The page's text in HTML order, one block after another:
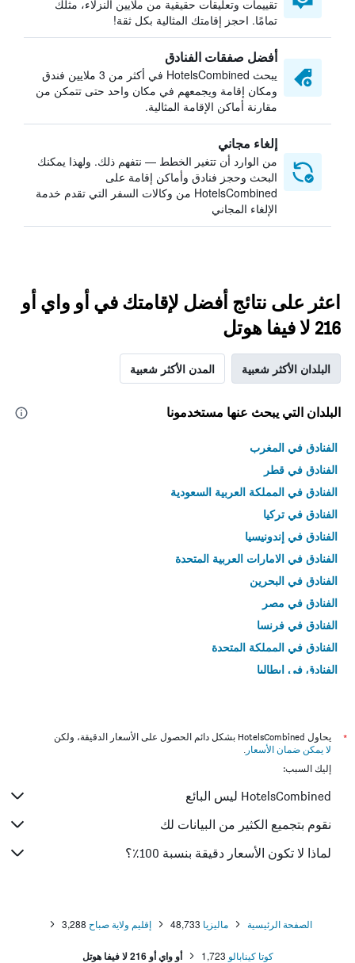
تقييمات وتعليقات حقيقية من ملايين النزلاء، مثلك
تمامًا. احجز إقامتك المثالية بكل ثقة!
أفضل صفقات الفنادق
يبحث HotelsCombined في أكثر من 3 ملايين فندق
ومكان إقامة ويجمعهم في مكان واحد حتى تتمكن من
مقارنة أماكن الإقامة المثالية.
إلغاء مجاني
من الوارد أن تتغير الخطط — نتفهم ذلك. ولهذا يمكنك
البحث وحجز فنادق وأماكن إقامة على
HotelsCombined من وكالات السفر التي تقدم خدمة
الإلغاء المجاني
اعثر على نتائج أفضل لإقامتك في أو واي أو
216 لا فيفا هوتل
البلدان الأكثر شعبية المدن الأكثر شعبية
البلدان التي يبحث عنها مستخدمونا
الفنادق في المغرب
الفنادق في قطر
الفنادق في المملكة العربية السعودية
الفنادق في تركيا
الفنادق في إندونيسيا
الفنادق في الامارات العربية المتحدة
الفنادق في البحرين
الفنادق في مصر
الفنادق في فرنسا
الفنادق في المملكة المتحدة
الفنادق في إيطاليا
*
يحاول HotelsCombined بشكل دائم الحصول على الأسعار الدقيقة، ولكن
لا يمكن ضمان الأسعار .
إليك السبب:
HotelsCombined ليس البائع
نقوم بتجميع الكثير من البيانات لك
لماذا لا تكون الأسعار دقيقة بنسبة 100٪؟
الصفحة الرئيسية ماليزيا 48,733 إقليم ولاية صباح 3,288
كوتا كينابالو 1,723 أو واي أو 216 لا فيفا هوتل